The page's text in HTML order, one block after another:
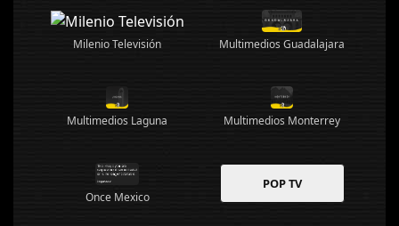
Milenio Televisión Multimedios Guadalajara
Multimedios Laguna Multimedios Monterrey
Once Mexico
POP TV